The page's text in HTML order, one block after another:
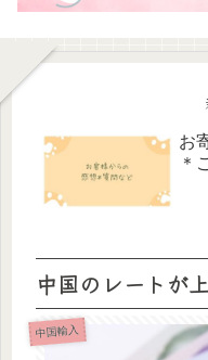
お
＊
中国のレートが
中国輸入